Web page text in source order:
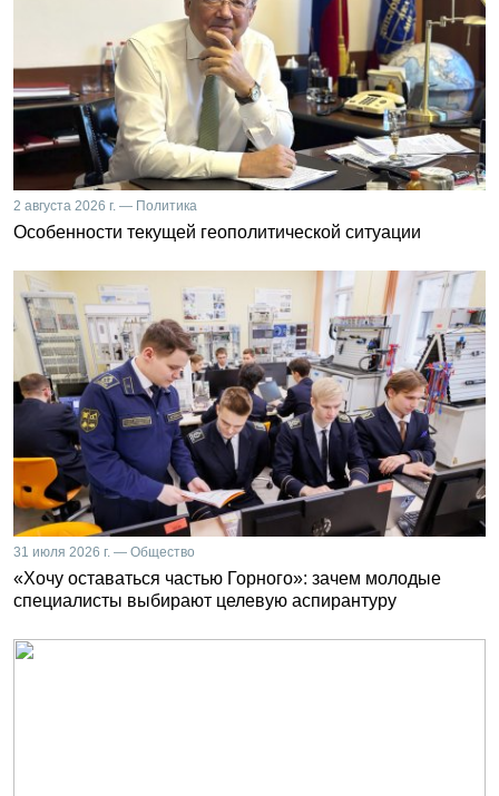
2 августа 2026 г. — Политика
Особенности текущей геополитической ситуации
31 июля 2026 г. — Общество
«Хочу оставаться частью Горного»: зачем молодые
специалисты выбирают целевую аспирантуру